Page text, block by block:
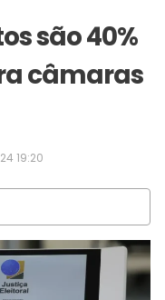
são 40%
câmaras
19:20